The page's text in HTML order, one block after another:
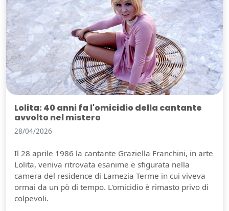
Lolita: 40 anni fa l'omicidio della cantante
avvolto nel mistero
28/04/2026
Il 28 aprile 1986 la cantante Graziella Franchini, in arte
Lolita, veniva ritrovata esanime e sfigurata nella
camera del residence di Lamezia Terme in cui viveva
ormai da un pò di tempo. L'omicidio è rimasto privo di
colpevoli.